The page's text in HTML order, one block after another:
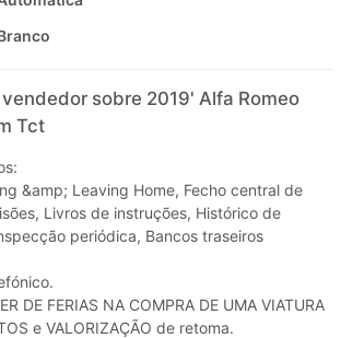
sobre 2019' Alfa Romeo
Tct
&amp; Leaving Home, Fecho central de
Livros de instruções, Histórico de
periódica, Bancos traseiros
DE FERIAS NA COMPRA DE UMA VIATURA
e VALORIZAÇÃO de retoma.